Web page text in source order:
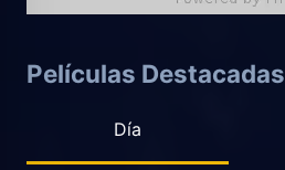
Películas Destacadas
Día